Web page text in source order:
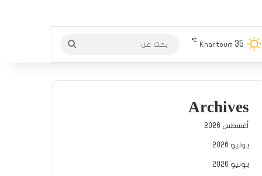
Khartoum 35
℃
Archives
أغسطس 2026
يوليو 2026
يونيو 2026